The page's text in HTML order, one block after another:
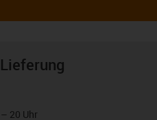
20 Uhr